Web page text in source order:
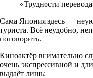
«Трудности
Сама Япония здесь —
туриста. Всё неудобно,
поговорить.
Киноактёр внимательно
очень экспрессивной и
выдаёт лишь: